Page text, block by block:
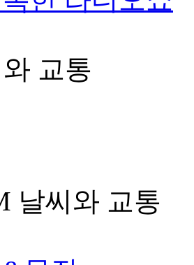
교통
날씨와 교통